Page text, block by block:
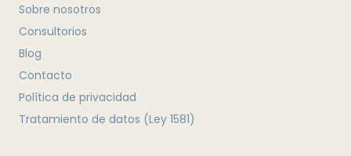
Sobre nosotros
Consultorios
Blog
Contacto
Política de privacidad
Tratamiento de datos (Ley 1581)